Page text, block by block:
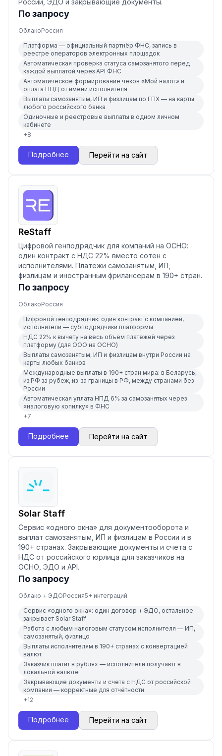
России, ЭДО и закрывающие документы.
По запросу
ОблакоРоссия
Платформа — официальный партнёр ФНС, запись в
реестре операторов электронных площадок
Автоматическая проверка статуса самозанятого перед
каждой выплатой через API ФНС
Автоматическое формирование чеков «Мой налог» и
оплата НПД от имени исполнителя
Выплаты самозанятым, ИП и физлицам по ГПХ — на карты
любого российского банка
Одиночные и реестровые выплаты в одном личном
кабинете
+8
Подробнее Перейти на сайт
ReStaff
Цифровой генподрядчик для компаний на ОСНО:
один контракт с НДС 22% вместо сотен с
исполнителями. Платежи самозанятым, ИП,
физлицам и иностранным фрилансерам в 190+ стран.
По запросу
ОблакоРоссия
Цифровой генподрядчик: один контракт с компанией,
исполнители — субподрядчики платформы
НДС 22% к вычету на весь объём платежей через
платформу (для ООО на ОСНО)
Выплаты самозанятым, ИП и физлицам внутри России на
карты любых банков
Международные выплаты в 190+ стран мира: в Беларусь,
из РФ за рубеж, из-за границы в РФ, между странами без
России
Автоматическая уплата НПД 6% за самозанятых через
«налоговую копилку» в ФНС
+7
Подробнее Перейти на сайт
Solar Staff
Сервис «одного окна» для документооборота и
выплат самозанятым, ИП и физлицам в России и в
190+ странах. Закрывающие документы и счета с
НДС от российского юрлица для заказчиков на
ОСНО, ЭДО и API.
По запросу
Облако + ЭДОРоссия5+ интеграций
Сервис «одного окна»: один договор + ЭДО, остальное
закрывает Solar Staff
Работа с любым налоговым статусом исполнителя — ИП,
самозанятый, физлицо
Выплаты исполнителям в 190+ странах с конвертацией
валют
Заказчик платит в рублях — исполнители получают в
локальной валюте
Закрывающие документы и счета с НДС от российской
компании — корректные для отчётности
+12
Подробнее Перейти на сайт